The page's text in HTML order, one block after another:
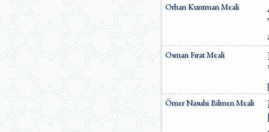
Orhan Kuntman Meali
Osman Fırat Meali
Ömer Nasuhi Bilmen Meali